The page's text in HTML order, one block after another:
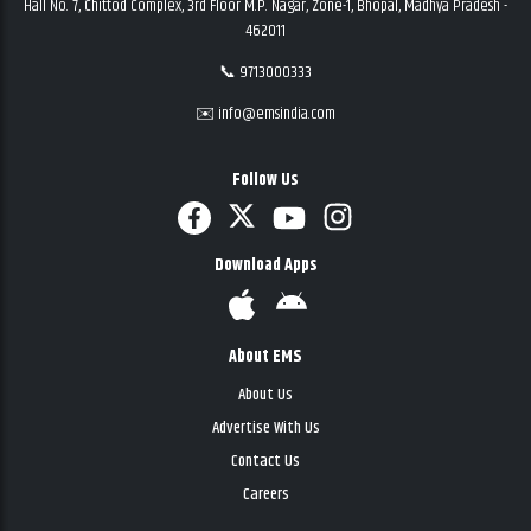
Hall No. 7, Chittod Complex, 3rd Floor M.P. Nagar, Zone-1, Bhopal, Madhya Pradesh -
462011
📞 9713000333
✉️ info@emsindia.com
Follow Us
Download Apps
About EMS
About Us
Advertise With Us
Contact Us
Careers